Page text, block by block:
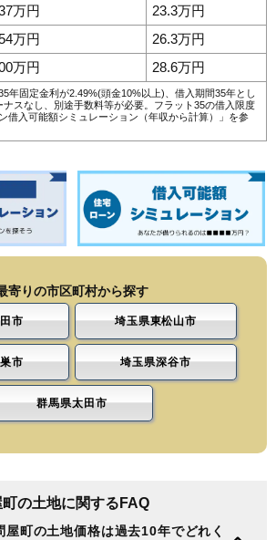
万円
23.3万円
万円
26.3万円
万円 28.6万円
年固定金利が2.49%(頭金10%以上)、借入期間35年とし
スなし、別途手数料等が必要。フラット35の借入限度
借入可能額シミュレーション（年収から計算）
」を参
寄りの市区町村から探す
市 埼玉県東松山市
市 埼玉県深谷市
群馬県太田市
の土地に関するFAQ
屋町の土地価格は過去10年でどれく